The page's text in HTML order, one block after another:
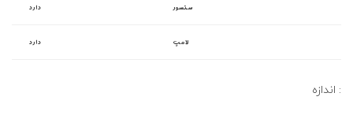
دارد سنسور
دارد لامپ
اندازه :